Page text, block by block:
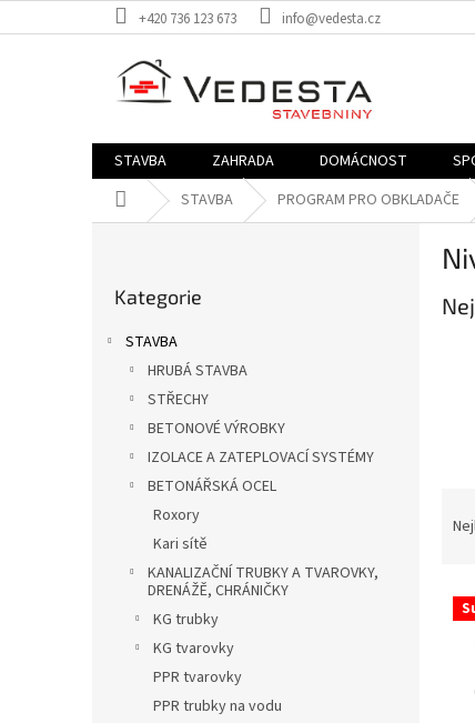
na
+420 736 123 673 info@vedesta.cz
STAVBA ZAHRADA DOMÁCNOST
Domů STAVBA PROGRAM PRO OBKLADAČE
kategorie
Kategorie
STAVBA
HRUBÁ STAVBA
STŘECHY
BETONOVÉ VÝROBKY
IZOLACE A ZATEPLOVACÍ SYSTÉMY
BETONÁŘSKÁ OCEL
Roxory
Kari sítě
KANALIZAČNÍ TRUBKY A TVAROVKY,
DRENÁŽĚ, CHRÁNIČKY
KG trubky
KG tvarovky
PPR tvarovky
PPR trubky na vodu
nV